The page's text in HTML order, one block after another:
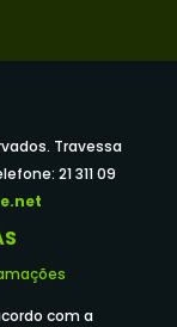
Travessa
21 311 09
com a